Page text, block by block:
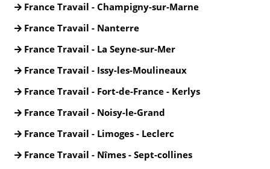
France Travail - Champigny-sur-Marne
France Travail - Nanterre
France Travail - La Seyne-sur-Mer
France Travail - Issy-les-Moulineaux
France Travail - Fort-de-France - Kerlys
France Travail - Noisy-le-Grand
France Travail - Limoges - Leclerc
France Travail - Nîmes - Sept-collines